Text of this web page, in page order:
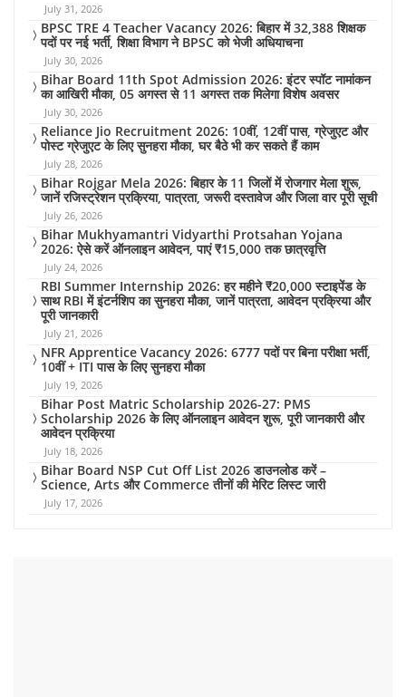
July 31, 2026
BPSC TRE 4 Teacher Vacancy 2026: बिहार में 32,388 शिक्षक
पदों पर नई भर्ती, शिक्षा विभाग ने BPSC को भेजी अधियाचना
July 30, 2026
Bihar Board 11th Spot Admission 2026: इंटर स्पॉट नामांकन
का आखिरी मौका, 05 अगस्त से 11 अगस्त तक मिलेगा विशेष अवसर
July 30, 2026
Reliance Jio Recruitment 2026: 10वीं, 12वीं पास, ग्रेजुएट और
पोस्ट ग्रेजुएट के लिए सुनहरा मौका, घर बैठे भी कर सकते हैं काम
July 28, 2026
Bihar Rojgar Mela 2026: बिहार के 11 जिलों में रोजगार मेला शुरू,
जानें रजिस्ट्रेशन प्रक्रिया, पात्रता, जरूरी दस्तावेज और जिला वार पूरी सूची
July 26, 2026
Bihar Mukhyamantri Vidyarthi Protsahan Yojana
2026: ऐसे करें ऑनलाइन आवेदन, पाएं ₹15,000 तक छात्रवृत्ति
July 24, 2026
RBI Summer Internship 2026: हर महीने ₹20,000 स्टाइपेंड के
साथ RBI में इंटर्नशिप का सुनहरा मौका, जानें पात्रता, आवेदन प्रक्रिया और
पूरी जानकारी
July 21, 2026
NFR Apprentice Vacancy 2026: 6777 पदों पर बिना परीक्षा भर्ती,
10वीं + ITI पास के लिए सुनहरा मौका
July 19, 2026
Bihar Post Matric Scholarship 2026-27: PMS
Scholarship 2026 के लिए ऑनलाइन आवेदन शुरू, पूरी जानकारी और
आवेदन प्रक्रिया
July 18, 2026
Bihar Board NSP Cut Off List 2026 डाउनलोड करें –
Science, Arts और Commerce तीनों की मेरिट लिस्ट जारी
July 17, 2026